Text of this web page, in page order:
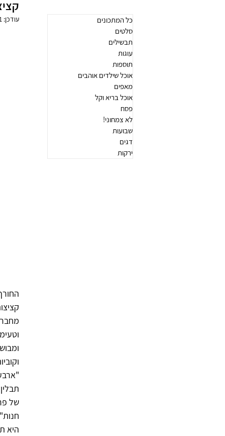
עודכן: 31
היא
כל המתכונים
סלטים
תבשילים
עוגות
תוספות
אוכל שילדים אוהבים
מאפים
אוכל בריא וקל
פסח
לא צמחוני!
שבועות
דגים
ירקות